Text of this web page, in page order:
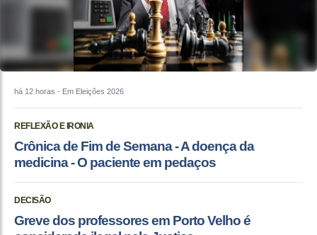
há 12 horas - Em Eleições 2026
REFLEXÃO E IRONIA
Crônica de Fim de Semana - A doença da
medicina - O paciente em pedaços
DECISÃO
Greve dos professores em Porto Velho é